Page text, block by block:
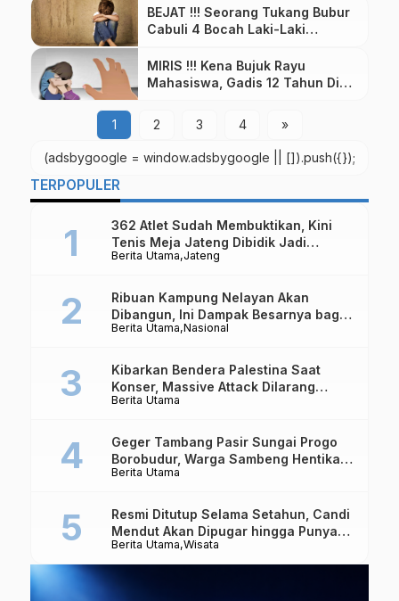
Penjara
BEJAT !!! Seorang Tukang Bubur
Cabuli 4 Bocah Laki-Laki
MIRIS !!! Kena Bujuk Rayu
Mahasiswa, Gadis 12 Tahun Di
1
2 3 4 »
(adsbygoogle = window.adsbygoogle || []).push({});
TERPOPULER
Berita Utama Jateng
362 Atlet Sudah Membuktikan, Kini
Tenis Meja Jateng Dibidik Jadi
Kekuatan Nasional
Berita Utama Nasional
Ribuan Kampung Nelayan Akan
Dibangun, Ini Dampak Besarnya bagi
Ekonomi Indonesia
Berita Utama
Kibarkan Bendera Palestina Saat
Konser, Massive Attack Dilarang
Masuk Singapura Lagi
Berita Utama
Geger Tambang Pasir Sungai Progo
Borobudur, Warga Sambeng Hentikan
Alat Berat dan Usir Truk
Berita Utama Wisata
Resmi Ditutup Selama Setahun, Candi
Mendut Akan Dipugar hingga Punya
Atap Lagi